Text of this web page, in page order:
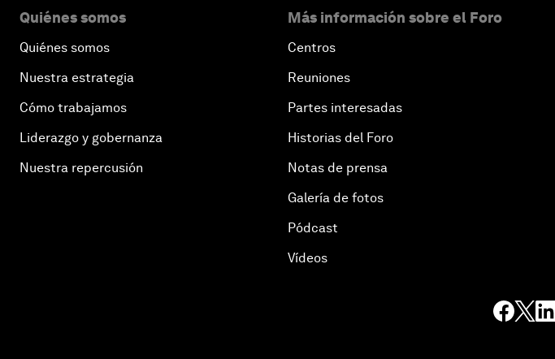
Quiénes somos
Quiénes somos
Nuestra estrategia
Cómo trabajamos
Liderazgo y gobernanza
Nuestra repercusión
Más información sobre el Foro
Centros
Reuniones
Partes interesadas
Historias del Foro
Notas de prensa
Galería de fotos
Pódcast
Vídeos